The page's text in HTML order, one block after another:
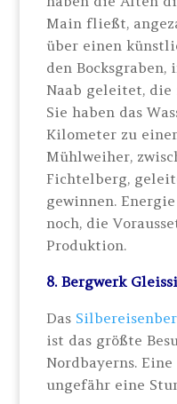
Main fließt,
über einen
den Bocksgraben,
Naab geleitet, die
Sie haben das
Kilometer zu
Mühlweiher,
Fichtelberg,
gewinnen.
noch, die
Produktion.
8. Bergwerk
Das
ist das größte
Nordbayerns.
ungefähr eine